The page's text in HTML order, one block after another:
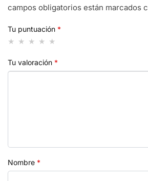
campos obligatorios están marcados
Tu puntuación *
Tu valoración *
Nombre *